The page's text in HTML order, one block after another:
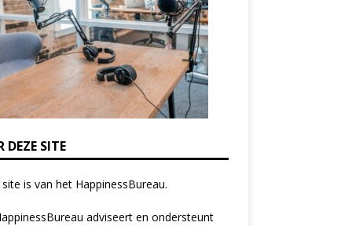
DEZE SITE
is van het HappinessBureau.
adviseert en ondersteunt